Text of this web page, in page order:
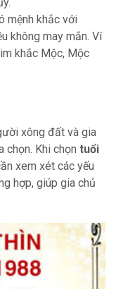
mệnh khắc với
không may mắn. Ví
khắc Mộc, Mộc
xông đất và gia
chọn. Khi chọn tuổi
xem xét các yếu
hợp, giúp gia chủ